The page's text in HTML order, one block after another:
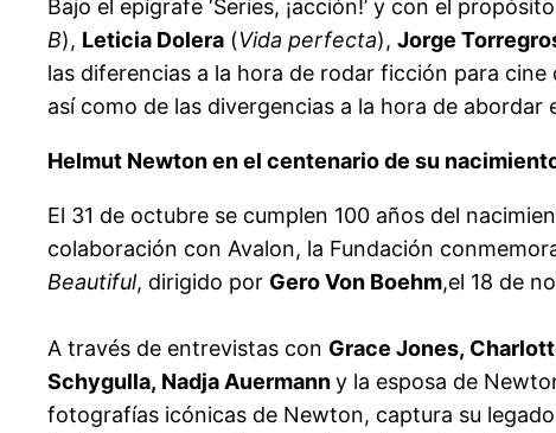
Bajo el epígrafe ‘Series, ¡acción!’ y con el
B), Leticia Dolera (Vida perfecta), Jorge
las diferencias a la hora de rodar ficción para
así como de las divergencias a la hora de
Helmut Newton en el centenario de su
El 31 de octubre se cumplen 100 años del
colaboración con Avalon, la Fundación
Beautiful, dirigido por Gero Von Boehm,el 18 de
A través de entrevistas con Grace Jones,
Schygulla, Nadja Auermanny la esposa de
fotografías icónicas de Newton, captura su